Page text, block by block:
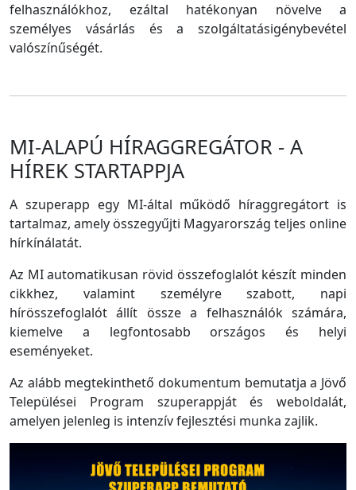
felhasználókhoz, ezáltal hatékonyan növelve a
személyes vásárlás és a szolgáltatásigénybevétel
valószínűségét.
MI-ALAPÚ HÍRAGGREGÁTOR - A
HÍREK STARTAPPJA
A szuperapp egy MI-által működő híraggregátort is
tartalmaz, amely összegyűjti Magyarország teljes online
hírkínálatát.
Az MI automatikusan rövid összefoglalót készít minden
cikkhez, valamint személyre szabott, napi
hírösszefoglalót állít össze a felhasználók számára,
kiemelve a legfontosabb országos és helyi
eseményeket.
Az alább megtekinthető dokumentum bemutatja a Jövő
Települései Program szuperappját és weboldalát,
amelyen jelenleg is intenzív fejlesztési munka zajlik.